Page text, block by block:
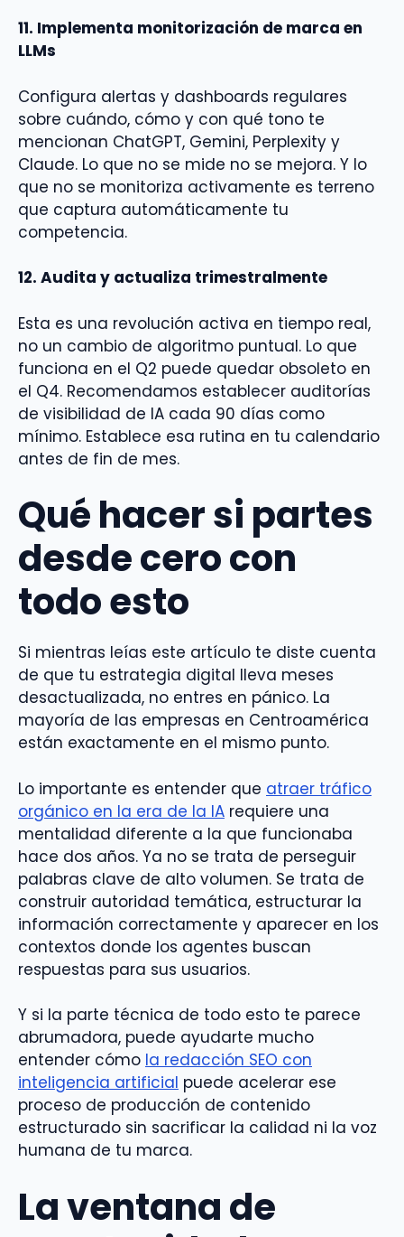
11. Implementa monitorización de marca en
LLMs
Configura alertas y dashboards regulares
sobre cuándo, cómo y con qué tono te
mencionan ChatGPT, Gemini, Perplexity y
Claude. Lo que no se mide no se mejora. Y lo
que no se monitoriza activamente es terreno
que captura automáticamente tu
competencia.
12. Audita y actualiza trimestralmente
Esta es una revolución activa en tiempo real,
no un cambio de algoritmo puntual. Lo que
funciona en el Q2 puede quedar obsoleto en
el Q4. Recomendamos establecer auditorías
de visibilidad de IA cada 90 días como
mínimo. Establece esa rutina en tu calendario
antes de fin de mes.
Qué hacer si partes
desde cero con
todo esto
Si mientras leías este artículo te diste cuenta
de que tu estrategia digital lleva meses
desactualizada, no entres en pánico. La
mayoría de las empresas en Centroamérica
están exactamente en el mismo punto.
Lo importante es entender que atraer tráfico
orgánico en la era de la IA requiere una
mentalidad diferente a la que funcionaba
hace dos años. Ya no se trata de perseguir
palabras clave de alto volumen. Se trata de
construir autoridad temática, estructurar la
información correctamente y aparecer en los
contextos donde los agentes buscan
respuestas para sus usuarios.
Y si la parte técnica de todo esto te parece
abrumadora, puede ayudarte mucho
entender cómo la redacción SEO con
inteligencia artificial puede acelerar ese
proceso de producción de contenido
estructurado sin sacrificar la calidad ni la voz
humana de tu marca.
La ventana de